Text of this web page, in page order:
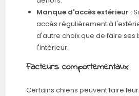
Manque d'accès extérieur :
accès régulièrement à
d'autre choix que de faire ses
l'intérieur.
Facteurs comportementaux
Certains chiens peuvent faire